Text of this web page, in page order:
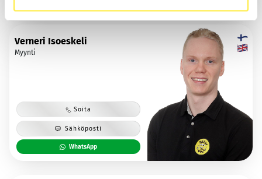
Verneri Isoeskeli
Myynti
Soita
Sähköposti
WhatsApp